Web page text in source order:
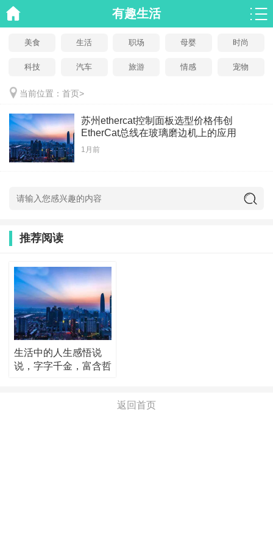
有趣生活
美食 生活 职场 母婴 时尚
科技 汽车 旅游 情感 宠物
当前位置： 首页>
苏州ethercat控制面板选型价格伟创
EtherCat总线在玻璃磨边机上的应用
1月前
推荐阅读
生活中的人生感悟说
说，字字千金，富含哲
返回首页